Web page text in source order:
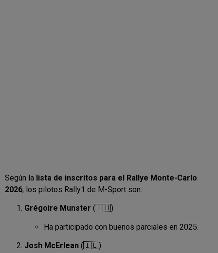
Según la lista de inscritos para el Rallye Monte-Carlo
2026, los pilotos Rally1 de M-Sport son:
Grégoire Munster (🇱🇺)
Ha participado con buenos parciales en 2025.
Josh McErlean (🇮🇪)